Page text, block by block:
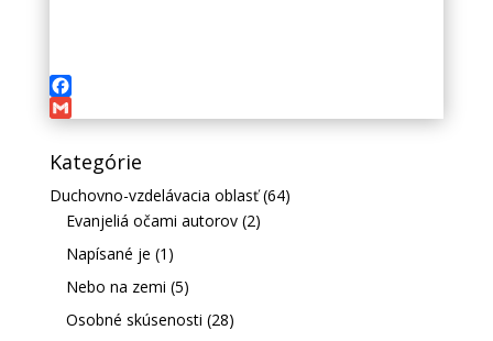
Facebook
Gmail
Kategórie
Duchovno-vzdelávacia oblasť(64)
Evanjeliá očami autorov(2)
Napísané je (1)
Nebo na zemi (5)
Osobné skúsenosti (28)